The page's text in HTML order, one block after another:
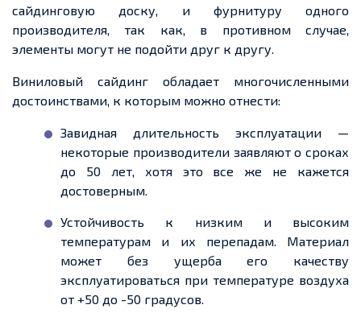
сайдинговую доску, и фурнитуру одного
производителя, так как, в противном случае,
элементы могут не подойти друг к другу.
Виниловый сайдинг обладает многочисленными
достоинствами, к которым можно отнести:
Завидная длительность эксплуатации —
некоторые производители заявляют о сроках
до 50 лет, хотя это все же не кажется
достоверным.
Устойчивость к низким и высоким
температурам и их перепадам. Материал
может без ущерба его качеству
эксплуатироваться при температуре воздуха
от +50 до -50 градусов.